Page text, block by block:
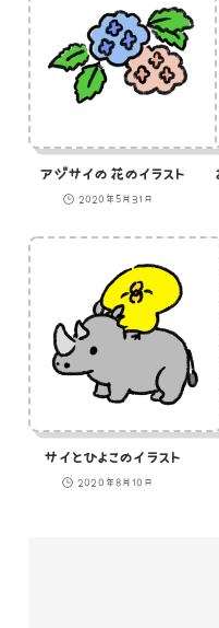
アジサイの花のイラスト
2020年5月31日
サイとひよこのイラスト
2020年8月10日